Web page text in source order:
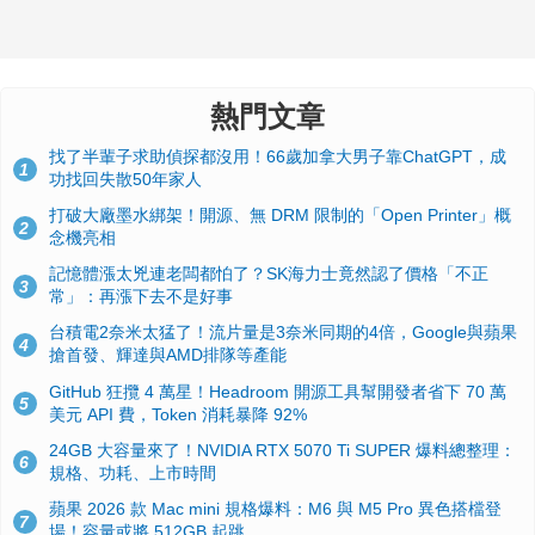
熱門文章
1
找了半輩子求助偵探都沒用！66歲加拿大男子靠ChatGPT，成
功找回失散50年家人
2
打破大廠墨水綁架！開源、無 DRM 限制的「Open Printer」概
念機亮相
3
記憶體漲太兇連老闆都怕了？SK海力士竟然認了價格「不正
常」：再漲下去不是好事
4
台積電2奈米太猛了！流片量是3奈米同期的4倍，Google與蘋果
搶首發、輝達與AMD排隊等產能
5
GitHub 狂攬 4 萬星！Headroom 開源工具幫開發者省下 70 萬
美元 API 費，Token 消耗暴降 92%
6
24GB 大容量來了！NVIDIA RTX 5070 Ti SUPER 爆料總整理：
規格、功耗、上市時間
7
蘋果 2026 款 Mac mini 規格爆料：M6 與 M5 Pro 異色搭檔登